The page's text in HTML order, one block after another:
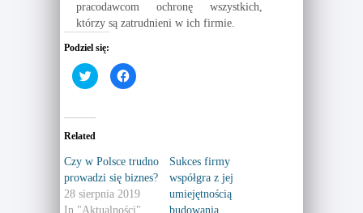
pracodawcom ochronę wszystkich,
którzy są zatrudnieni w ich firmie.
Podziel się:
C
l
t
o
s
a
r
e
o
n
T
C
l
a
r
e
o
n
F
Related
Czy w Polsce trudno
prowadzi się biznes?
28 sierpnia 2019
In "Aktualności"
Sukces firmy
współgra z jej
umiejętnością
budowania